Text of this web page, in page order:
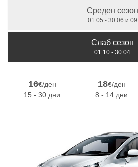
Среден сезон
01.05 - 30.06 и 09
Слаб сезон
01.10 - 30.04
16€/ден
15 - 30 дни
18€/ден
8 - 14 дни